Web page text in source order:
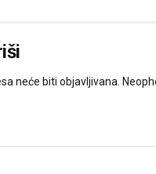
neće biti objavljivana.